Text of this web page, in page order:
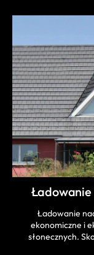
Ładowanie
Ładowanie
ekonomiczne i
słonecznych.